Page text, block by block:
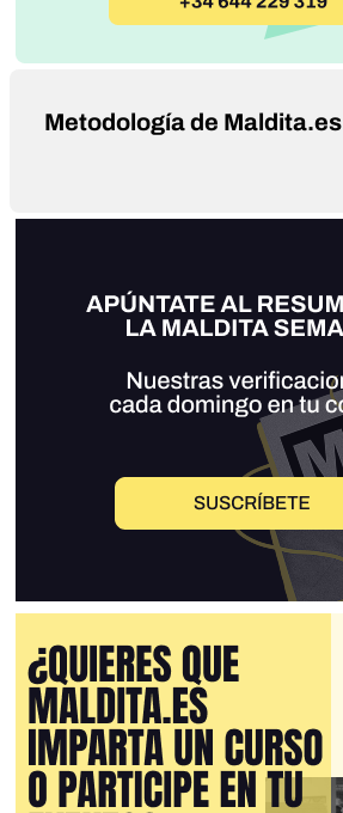
Metodología de Maldita.es